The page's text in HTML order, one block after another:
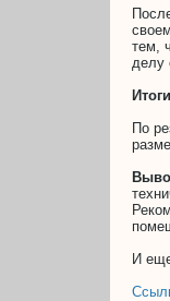
тем,
делу
Итоги
По
И